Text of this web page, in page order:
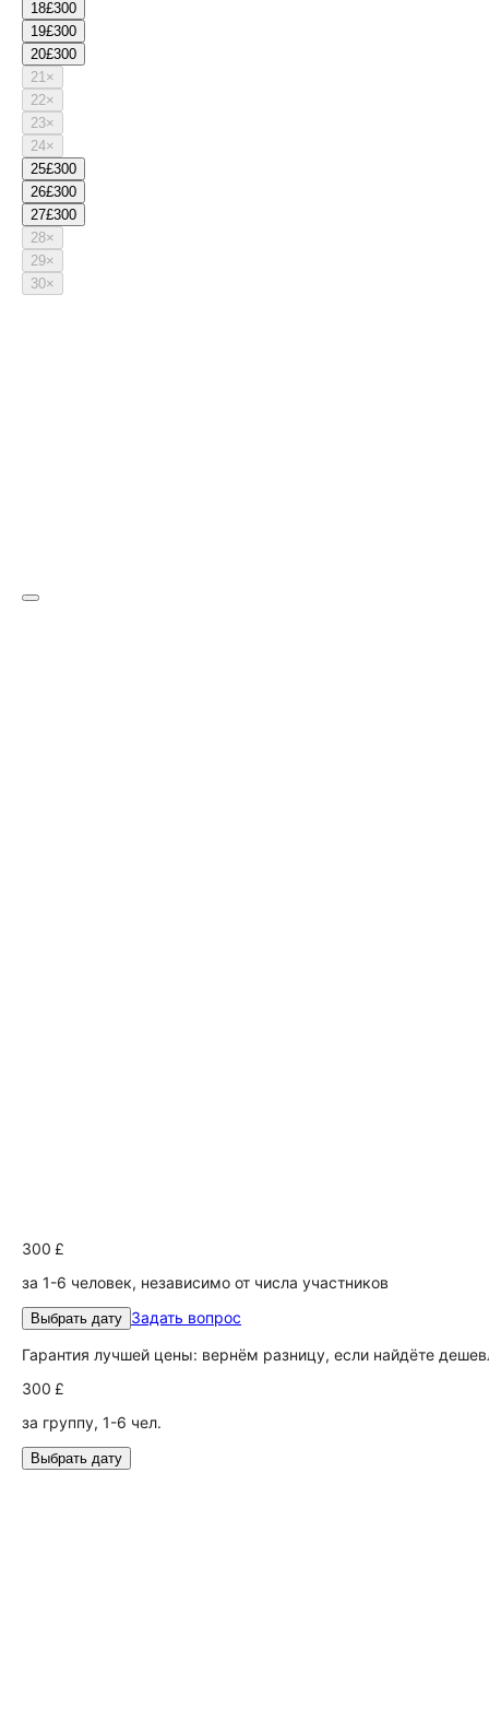
18£300
19£300
20£300
21×
22×
23×
24×
25£300
26£300
27£300
28×
29×
30×
300 £
за 1-6 человек, независимо от числа участников
Выбрать дату Задать вопрос
Гарантия лучшей цены: вернём разницу, если найдёте
300 £
за группу, 1-6 чел.
Выбрать дату